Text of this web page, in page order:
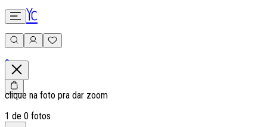
0
clique na foto pra dar zoom
1 de 0 fotos